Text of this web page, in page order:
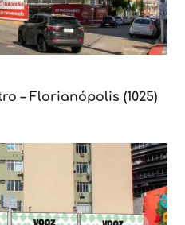
– Florianópolis (1025)